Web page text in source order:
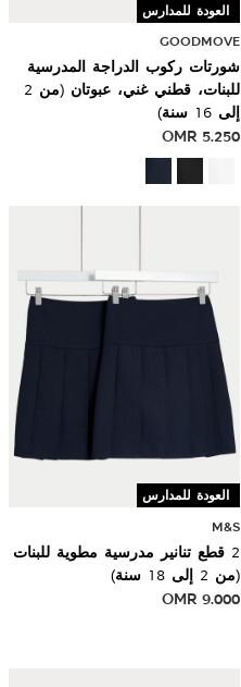
العودة للمدارس
GOODMOVE
شورتات ركوب الدراجة المدرسية
للبنات، قطني غني، عبوتان (من 2
إلى 16 سنة)
OMR 5.250
العودة للمدارس
M&S
2 قطع تنانير مدرسية مطوية للبنات
(من 2 إلى 18 سنة)
OMR9.000